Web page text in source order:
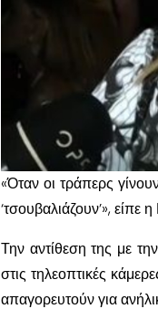
«Όταν οι τράπερς
‘τσουβαλιάζουν’», είπε
Την αντίθεση της με
στις τηλεοπτικές
απαγορευτούν για